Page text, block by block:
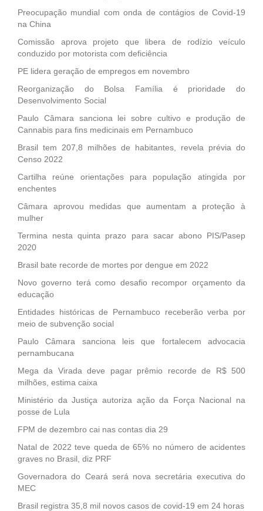
Preocupação mundial com onda de contágios de Covid-19
na China
Comissão aprova projeto que libera de rodízio veículo
conduzido por motorista com deficiência
PE lidera geração de empregos em novembro
Reorganização do Bolsa Família é prioridade do
Desenvolvimento Social
Paulo Câmara sanciona lei sobre cultivo e produção de
Cannabis para fins medicinais em Pernambuco
Brasil tem 207,8 milhões de habitantes, revela prévia do
Censo 2022
Cartilha reúne orientações para população atingida por
enchentes
Câmara aprovou medidas que aumentam a proteção à
mulher
Termina nesta quinta prazo para sacar abono PIS/Pasep
2020
Brasil bate recorde de mortes por dengue em 2022
Novo governo terá como desafio recompor orçamento da
educação
Entidades históricas de Pernambuco receberão verba por
meio de subvenção social
Paulo Câmara sanciona leis que fortalecem advocacia
pernambucana
Mega da Virada deve pagar prêmio recorde de R$ 500
milhões, estima caixa
Ministério da Justiça autoriza ação da Força Nacional na
posse de Lula
FPM de dezembro cai nas contas dia 29
Natal de 2022 teve queda de 65% no número de acidentes
graves no Brasil, diz PRF
Governadora do Ceará será nova secretária executiva do
MEC
Brasil registra 35,8 mil novos casos de covid-19 em 24 horas